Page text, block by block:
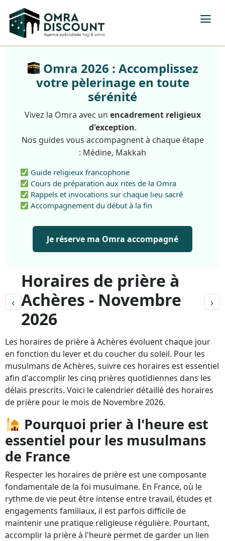
Omra 2026 : Accomplissez
votre pèlerinage en toute
sérénité
Vivez la Omra avec un encadrement religieux
d'exception.
Nos guides vous accompagnent à chaque étape
: Médine, Makkah
Guide religieux francophone
Cours de préparation aux rites de la Omra
Rappels et invocations sur chaque lieu sacré
Accompagnement du début à la fin
Je réserve ma Omra accompagné
‹
Horaires de prière à
Achères - Novembre
2026
›
Les horaires de prière à Achères évoluent chaque jour
en fonction du lever et du coucher du soleil. Pour les
musulmans de Achères, suivre ces horaires est essentiel
afin d'accomplir les cinq prières quotidiennes dans les
délais prescrits. Voici le calendrier détaillé des horaires
de prière pour le mois de Novembre 2026.
Pourquoi prier à l'heure est
essentiel pour les musulmans
de France
Respecter les horaires de prière est une composante
fondamentale de la foi musulmane. En France, où le
rythme de vie peut être intense entre travail, études et
engagements familiaux, il est parfois difficile de
maintenir une pratique religieuse régulière. Pourtant,
accomplir la prière à l'heure permet de garder un lien